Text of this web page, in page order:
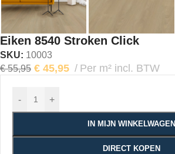
Eiken 8540 Stroken Click
SKU: 10003
€55,95 € 45,95 Per m² incl. BTW
- +
IN MIJN WINKELWAGEN
DIRECT KOPEN